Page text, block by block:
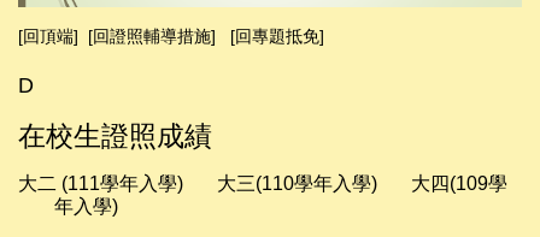
[回頂端] [回證照輔導措施] [回專題抵免]
D
在校生證照成績
大二 (111學年入學) 大三(110學年入學)
大四(109學
年入學)